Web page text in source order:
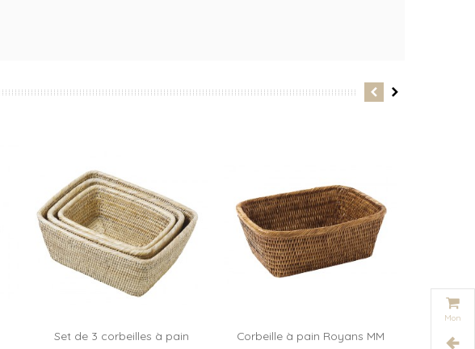
Ajouter au panier
Set de 3 corbeilles à pain
Corbeille à pain Royans MM
Mon